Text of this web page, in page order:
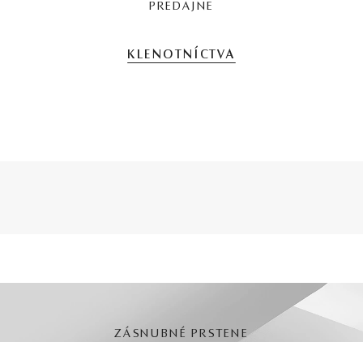
PREDAJNE
KLENOTNÍCTVA
ZÁSNUBNÉ PRSTENE